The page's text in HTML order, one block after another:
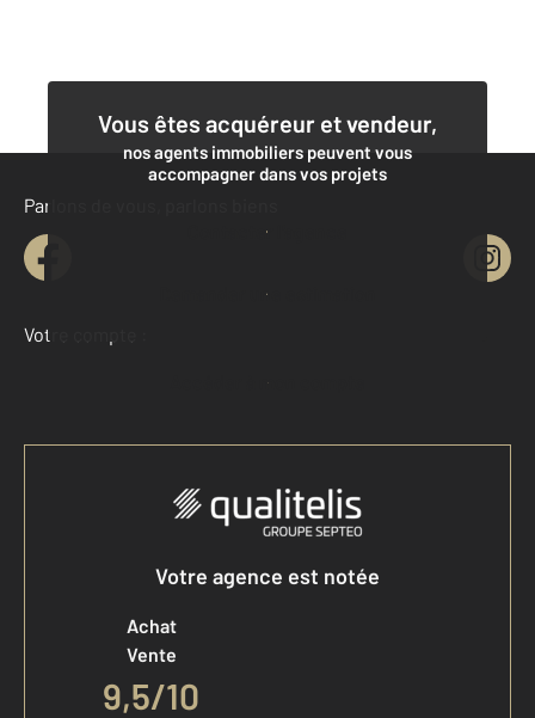
Vous êtes acquéreur et vendeur,
nos agents immobiliers peuvent vous
accompagner dans vos projets
Contacter l'agence
Demander une estimation
Parlons de vous, parlons biens
Votre compte :
Accéder à mon compte
Votre agence est notée
Achat
Vente
9,5/10